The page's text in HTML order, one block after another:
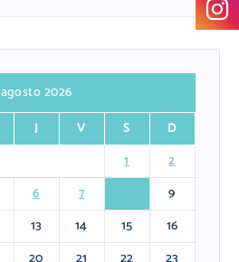
agosto 2026
J V S
D
1
2
6 7
9
13 14 15
16